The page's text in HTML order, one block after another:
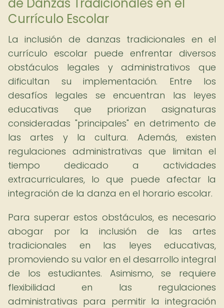
Currículo Escolar
La inclusión de danzas tradicionales en el
currículo escolar puede enfrentar diversos
obstáculos legales y administrativos que
dificultan su implementación. Entre los
desafíos legales se encuentran las leyes
educativas que priorizan asignaturas
consideradas "principales" en detrimento de
las artes y la cultura. Además, existen
regulaciones administrativas que limitan el
tiempo dedicado a actividades
extracurriculares, lo que puede afectar la
integración de la danza en el horario escolar.
Para superar estos obstáculos, es necesario
abogar por la inclusión de las artes
tradicionales en las leyes educativas,
promoviendo su valor en el desarrollo integral
de los estudiantes. Asimismo, se requiere
flexibilidad en las regulaciones
administrativas para permitir la integración